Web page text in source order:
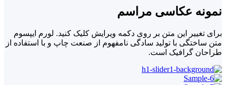
نمونه عکاسی مراسم
برای تغییر این متن بر روی دکمه ویرایش کلیک کنید. لورم ایپسوم
متن ساختگی با تولید سادگی نامفهوم از صنعت چاپ و با استفاده از
طراحان گرافیک است.